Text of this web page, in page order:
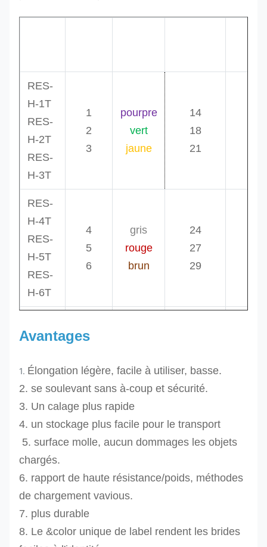
RES-
H-1T
RES-
H-2T
RES-
H-3T
1
2
3
pourpre
vert
jaune
14
18
21
RES-
H-4T
RES-
H-5T
RES-
H-6T
4
5
6
gris
rouge
brun
24
27
29
H-8T
H-10T
RES-
H-12T
10
12
orange
orange
36
39
RES-
H-15T
RES-
H-20T
RES-
H-30T
20
30
orange
orange
52
Avantages
1. Élongation légère, facile à utiliser, basse.
2. se soulevant sans à-coup et sécurité.
3. Un calage plus rapide
4. un stockage plus facile pour le transport
5. surface molle, aucun dommages les objets
chargés.
6. rapport de haute résistance/poids, méthodes
de chargement vavious.
7. plus durable
8. Le &color unique de label rendent les brides